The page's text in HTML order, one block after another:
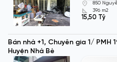
850
396 m2
15,50 Tỷ
Bán nhà +1, Chuyên gia 1/ PMH
Huyện Nhà Bè